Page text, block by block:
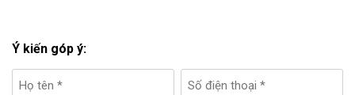
Ý kiến góp ý: